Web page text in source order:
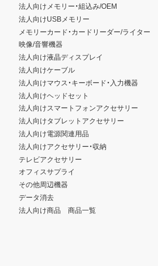
法人向けメモリー・組込み/OEM
法人向けUSBメモリー
メモリーカード・カードリーダー/ライター
映像/音響機器
法人向け液晶ディスプレイ
法人向けケーブル
法人向けマウス・キーボード・入力機器
法人向けヘッドセット
法人向けスマートフォンアクセサリー
法人向けタブレットアクセサリー
法人向け電源関連用品
法人向けアクセサリー・収納
テレビアクセサリー
オフィスサプライ
その他周辺機器
データ消去
法人向け商品 商品一覧